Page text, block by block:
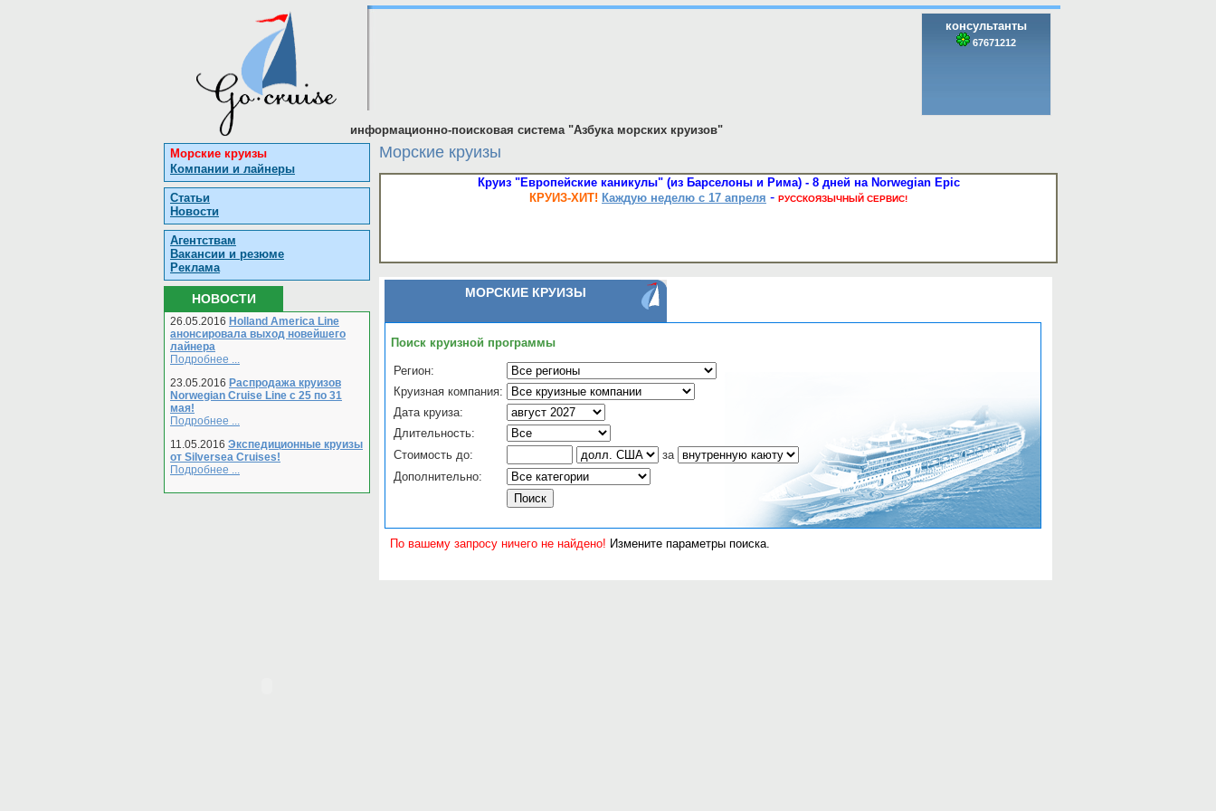
консультанты
67671212
информационно-поисковая система "Азбука морских круизов"
Морские круизы
Компании и лайнеры
Статьи
Новости
Агентствам
Вакансии и резюме
Реклама
НОВОСТИ
26.05.2016 Holland America Line
анонсировала выход новейшего
лайнера
Подробнее ...
23.05.2016 Распродажа круизов
Norwegian Cruise Line с 25 по 31
мая!
Подробнее ...
11.05.2016 Экспедиционные круизы
от Silversea Cruises!
Подробнее ...
Морские круизы
Круиз "Европейские каникулы" (из Барселоны и Рима) - 8 дней на Norwegian Epic
КРУИЗ-ХИТ! Каждую неделю с 17 апреля - РУССКОЯЗЫЧНЫЙ СЕРВИС!
МОРСКИЕ КРУИЗЫ
Поиск круизной программы
Регион:
Круизная компания:
Дата круиза:
Длительность:
Стоимость до:
за
Дополнительно:
По вашему запросу ничего не найдено! Измените параметры поиска.